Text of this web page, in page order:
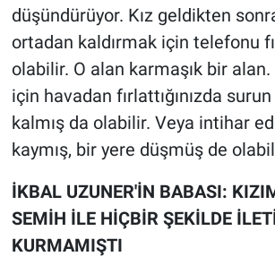
düşündürüyor. Kız geldikten
ortadan kaldırmak için telefonu
olabilir. O alan karmaşık bir
için havadan fırlattığınızda
kalmış da olabilir. Veya intihar
kaymış, bir yere düşmüş de
İKBAL UZUNER'İN BABASI:
SEMİH İLE HİÇBİR ŞEKİLDE
KURMAMIŞTI